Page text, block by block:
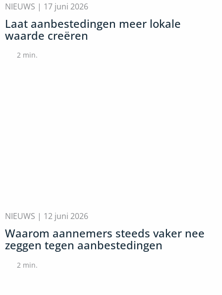
NIEUWS | 17 juni 2026
Laat aanbestedingen meer lokale
waarde creëren
2 min.
NIEUWS | 12 juni 2026
Waarom aannemers steeds vaker nee
zeggen tegen aanbestedingen
2 min.